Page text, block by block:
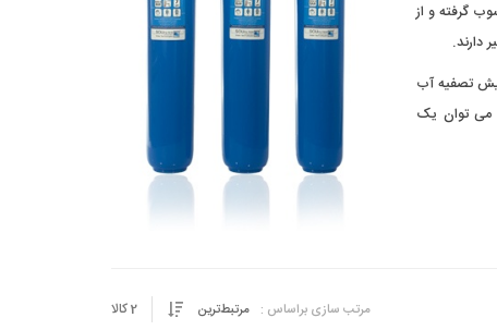
گرفته و از
دارند.
تصفیه آب
می توان یک
2کالا مرتب سازی براساس : مرتبط‌ترین